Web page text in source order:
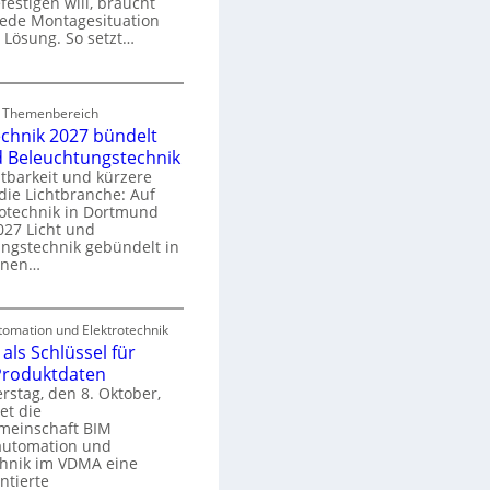
Montagesituation
So setzt…
2027 bündelt
Beleuchtungstechnik
und kürzere
Lichtbranche: Auf
in Dortmund
Licht und
gebündelt in
und Elektrotechnik
als Schlüssel für
den 8. Oktober,
die
BIM
und
im VDMA eine